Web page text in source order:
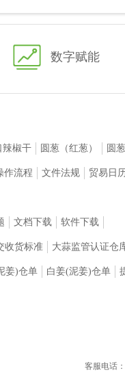
数字赋能
辣椒干 圆葱（红葱） 圆
作流程 文件法规 贸易日
文档下载 软件下载
收货标准 大蒜监管认证仓
姜)仓单 白姜(泥姜)仓单
客服电话